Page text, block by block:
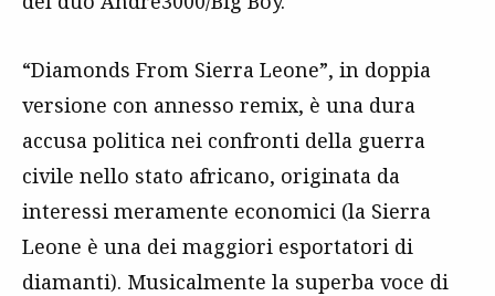
“Diamonds From Sierra Leone”, in doppia
versione con annesso remix, è una dura
accusa politica nei confronti della guerra
civile nello stato africano, originata da
interessi meramente economici (la Sierra
Leone è una dei maggiori esportatori di
diamanti). Musicalmente la superba voce di